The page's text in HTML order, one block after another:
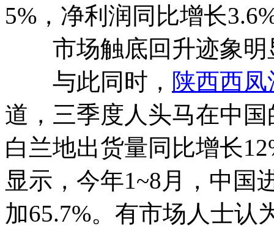
5%，净利润同比增长
市场触底回升迹象明
与此同时， 陕西西凤
道，三季度人头马在中
白兰地出货量同比增长
显示，今年1~8月，中国
加65.7%。有市场人士认